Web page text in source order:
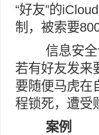
“好友”的
制，被索要
信息安全
若有好友发来
要随便马虎在
程锁死，遭受
案例